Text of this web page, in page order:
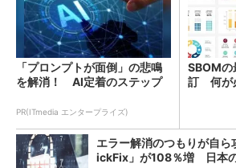
「プロンプトが面倒」の悲鳴
を解消！ AI定着のステップ
PR(ITmedia エンタープライズ)
SBOMの
訂 何が
エラー解消のつもりが自
ickFix」が108％増 日本